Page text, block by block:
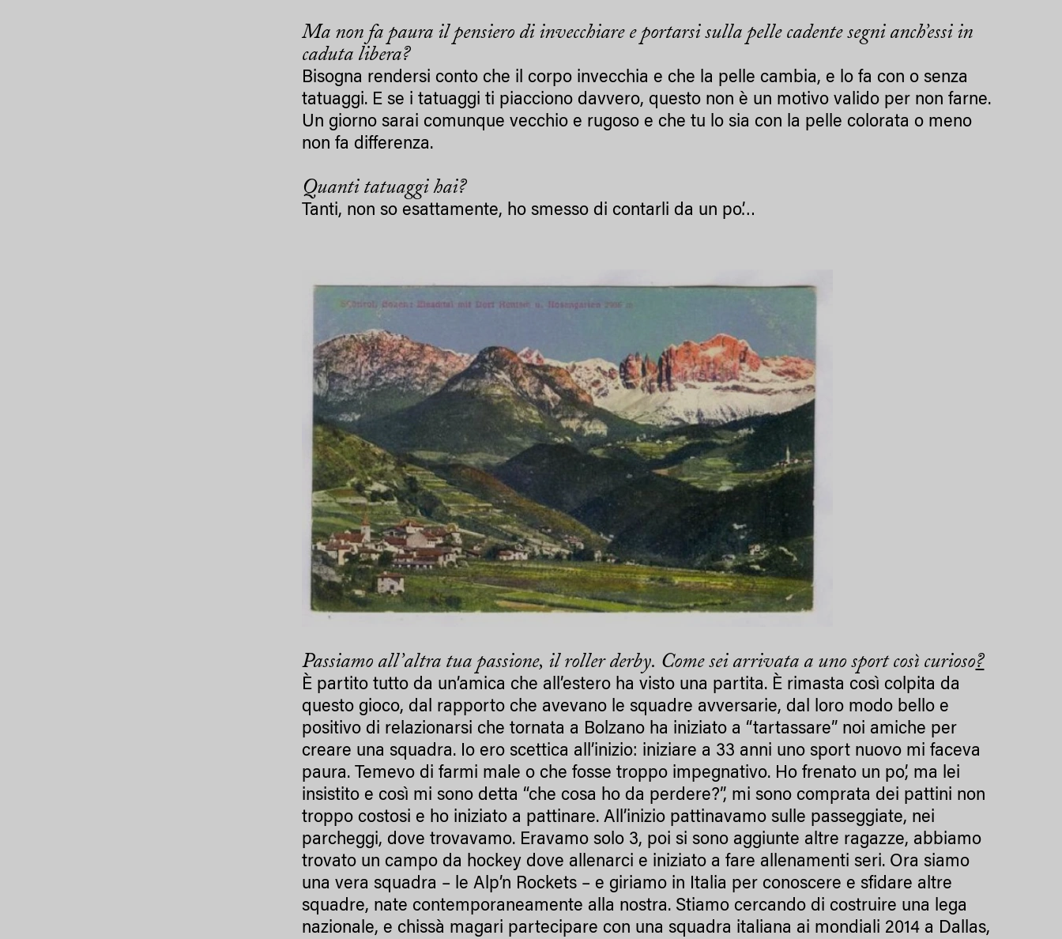
Ma non fa paura il pensiero di invecchiare e portarsi sulla pelle cadente segni anch’essi in
caduta libera?
Bisogna rendersi conto che il corpo invecchia e che la pelle cambia, e lo fa con o senza
tatuaggi. E se i tatuaggi ti piacciono davvero, questo non è un motivo valido per non farne.
Un giorno sarai comunque vecchio e rugoso e che tu lo sia con la pelle colorata o meno
non fa differenza.
Quanti tatuaggi hai?
Tanti, non so esattamente, ho smesso di contarli da un po’…
Passiamo all’altra tua passione, il roller derby. Come sei arrivata a uno sport così curioso?
È partito tutto da un’amica che all’estero ha visto una partita. È rimasta così colpita da
questo gioco, dal rapporto che avevano le squadre avversarie, dal loro modo bello e
positivo di relazionarsi che tornata a Bolzano ha iniziato a “tartassare” noi amiche per
creare una squadra. Io ero scettica all’inizio: iniziare a 33 anni uno sport nuovo mi faceva
paura. Temevo di farmi male o che fosse troppo impegnativo. Ho frenato un po’, ma lei
insistito e così mi sono detta “che cosa ho da perdere?”, mi sono comprata dei pattini non
troppo costosi e ho iniziato a pattinare. All’inizio pattinavamo sulle passeggiate, nei
parcheggi, dove trovavamo. Eravamo solo 3, poi si sono aggiunte altre ragazze, abbiamo
trovato un campo da hockey dove allenarci e iniziato a fare allenamenti seri. Ora siamo
una vera squadra – le Alp’n Rockets – e giriamo in Italia per conoscere e sfidare altre
squadre, nate contemporaneamente alla nostra. Stiamo cercando di costruire una lega
nazionale, e chissà magari partecipare con una squadra italiana ai mondiali 2014 a Dallas,